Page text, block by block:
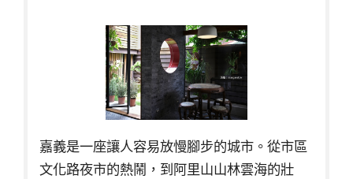
嘉義是一座讓人容易放慢腳步的城市。從市區
文化路夜市的熱鬧，到阿里山山林雲海的壯